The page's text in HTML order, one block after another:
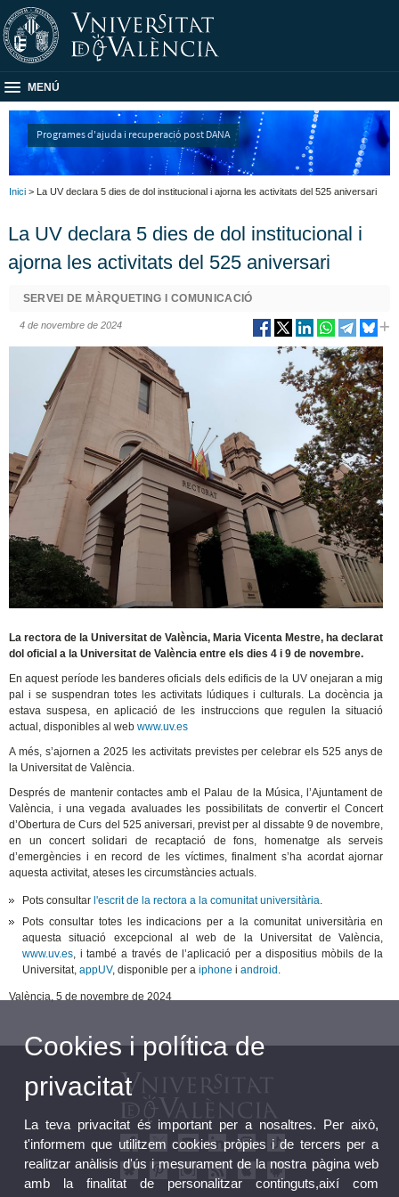
MENÚ
Programes d'ajuda i recuperació post DANA
Inici > La UV declara 5 dies de dol institucional i ajorna les activitats del 525 aniversari
La UV declara 5 dies de dol institucional i
ajorna les activitats del 525 aniversari
SERVEI DE MÀRQUETING I COMUNICACIÓ
4 de novembre de 2024
La rectora de la Universitat de València, Maria Vicenta Mestre, ha declarat
dol oficial a la Universitat de València entre els dies 4 i 9 de novembre.
En aquest període les banderes oficials dels edificis de la UV onejaran a mig
pal i se suspendran totes les activitats lúdiques i culturals. La docència ja
estava suspesa, en aplicació de les instruccions que regulen la situació
actual, disponibles al webwww.uv.es
A més, s’ajornen a 2025 les activitats previstes per celebrar els 525 anys de
la Universitat de València.
Després de mantenir contactes amb el Palau de la Música, l’Ajuntament de
València, i una vegada avaluades les possibilitats de convertir el Concert
d’Obertura de Curs del 525 aniversari, previst per al dissabte 9 de novembre,
en un concert solidari de recaptació de fons, homenatge als serveis
d’emergències i en record de les víctimes, finalment s’ha acordat ajornar
aquesta activitat, ateses les circumstàncies actuals.
Pots consultarl'escrit de la rectora a la comunitat universitària
Pots consultar totes les indicacions per a la comunitat universitària en
aquesta situació excepcional al web de la Universitat de València,
www.uv.es , i també a través de l’aplicació per a dispositius mòbils de la
Universitat,appUV, disponible per aiphone iandroid
València, 5 de novembre de 2024
Cookies i política de
privacitat
La teva privacitat és important per a nosaltres. Per això,
t'informem que utilitzem cookies pròpies i de tercers per a
realitzar anàlisis d'ús i mesurament de la nostra pàgina web
amb la finalitat de personalitzar continguts,així com